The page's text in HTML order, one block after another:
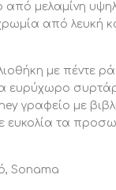
από μελαμίνη
από λευκή
με πέντε
ευρύχωρο
γραφείο με
ευκολία τα
Sonama